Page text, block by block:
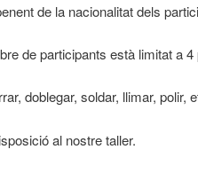
de la nacionalitat dels
de participants està limitat a 4
doblegar, soldar, llimar, polir,
al nostre taller.